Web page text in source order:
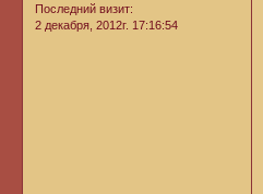
Последний визит:
2 декабря, 2012г. 17:16:54